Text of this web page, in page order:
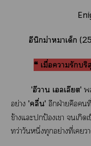
อีนิกม่าาเด็ก
❝ เมื่อารักบ
'อีา เลเลียต'
อย่าง 'คลื่น' อีกฝ่ายคือคนที่
ข้างแะปกป้องเา เกิ
ทว่าวันหนึ่งทุกอย่างที่เ